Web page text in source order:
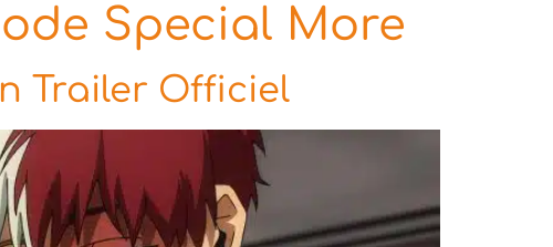
Special More
Trailer Officiel